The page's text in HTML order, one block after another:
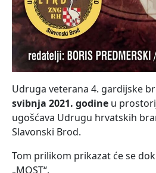
Udruga veterana 4. gardijske
svibnja 2021. godine u
ugošćava Udrugu hrvatskih
Slavonski Brod.
Tom prilikom prikazat će se
„MOST“.